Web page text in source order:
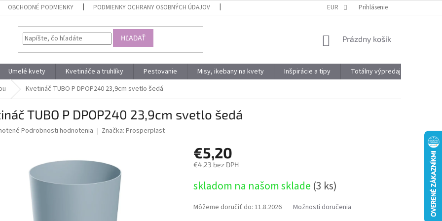
OBCHODNÉ PODMIENKY PODMIENKY OCHRANY OSOBNÝCH ÚDAJOV OBJEMOVÉ ZĽAVY VÝHODY REGISTRÁCIE
EUR Prihlásenie
HĽADAŤ
NÁKUPNÝ
Prázdny košík
Umelé kvety Kvetináče a truhlíky Pestovanie Misy, ikebany na kvety Inšpirácie a tipy Totálny výpredaj
Kvetináč TUBO P DPOP240 23,9cm svetlo šedá
TUBO P DPOP240 23,9cm svetlo šedá
Podrobnosti hodnotenia Značka: Prosperplast
€5,20
€4,23 bez DPH
cena:
skladom na našom sklade (3 ks)
Môžeme doručiť do: 11.8.2026 Možnosti doručenia